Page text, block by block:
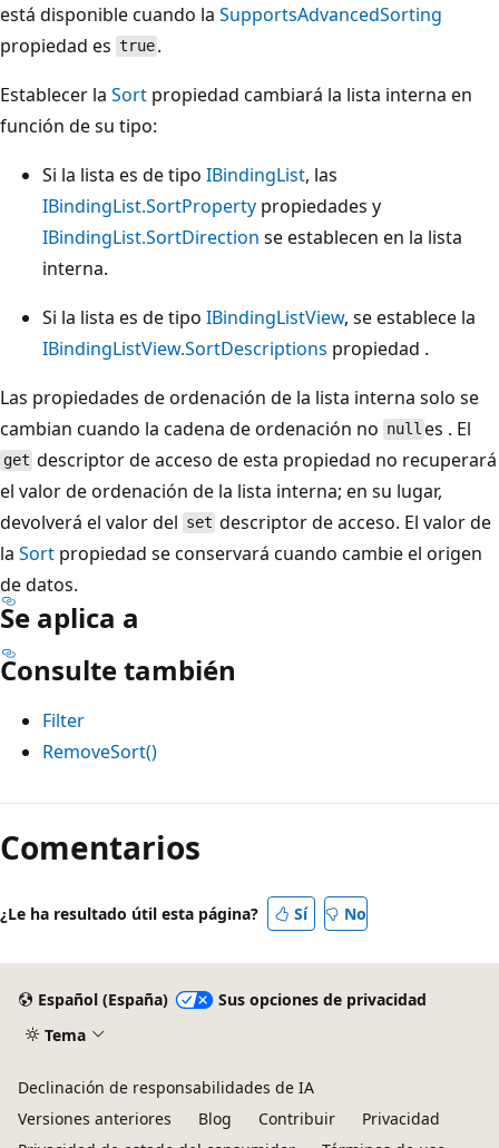
está disponible cuando la SupportsAdvancedSorting
propiedad es true .
Establecer la Sort propiedad cambiará la lista interna en
función de su tipo:
Si la lista es de tipo IBindingList, las
IBindingList.SortProperty propiedades y
IBindingList.SortDirection se establecen en la lista
interna.
Si la lista es de tipo IBindingListView, se establece la
IBindingListView.SortDescriptions propiedad .
Las propiedades de ordenación de la lista interna solo se
cambian cuando la cadena de ordenación no null es . El
get descriptor de acceso de esta propiedad no recuperará
el valor de ordenación de la lista interna; en su lugar,
devolverá el valor del set descriptor de acceso. El valor de
la Sort propiedad se conservará cuando cambie el origen
de datos.
Se aplica a
Consulte también
Filter
RemoveSort()
Comentarios
¿Le ha resultado útil esta página? Sí No
Español (España)
Sus opciones de privacidad
Tema
Declinación de responsabilidades de IA
Versiones anteriores
Blog Contribuir
Privacidad